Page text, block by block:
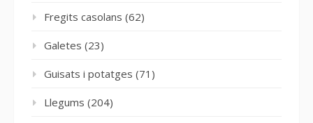
Fregits casolans (62)
Galetes (23)
Guisats i potatges (71)
Llegums (204)